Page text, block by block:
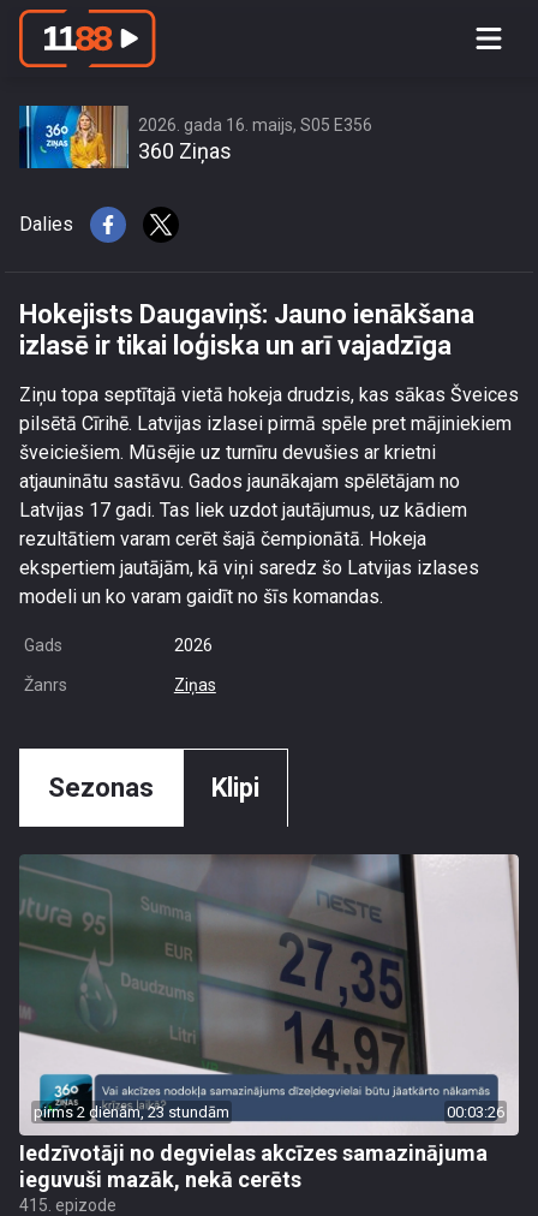
Hokejists Daugaviņš: Jauno
2026. gada 16. maijs, S05 E356
360 Ziņas
Dalies
Hokejists Daugaviņš: Jauno ienākšana
izlasē ir tikai loģiska un arī vajadzīga
Ziņu topa septītajā vietā hokeja drudzis, kas sākas Šveices
pilsētā Cīrihē. Latvijas izlasei pirmā spēle pret mājiniekiem
šveiciešiem. Mūsējie uz turnīru devušies ar krietni
atjauninātu sastāvu. Gados jaunākajam spēlētājam no
Latvijas 17 gadi. Tas liek uzdot jautājumus, uz kādiem
rezultātiem varam cerēt šajā čempionātā. Hokeja
ekspertiem jautājām, kā viņi saredz šo Latvijas izlases
modeli un ko varam gaidīt no šīs komandas.
Gads 2026
Žanrs Ziņas
Sezonas Klipi
pirms 2 dienām, 23 stundām 00:03:26
Iedzīvotāji no degvielas akcīzes samazinājuma
ieguvuši mazāk, nekā cerēts
415. epizode